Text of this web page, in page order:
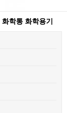
학통 화학용기